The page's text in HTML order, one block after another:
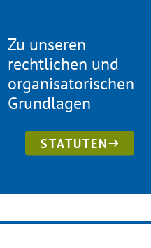
Zu unseren
rechtlichen und
organisatorischen
Grundlagen
STATUTEN